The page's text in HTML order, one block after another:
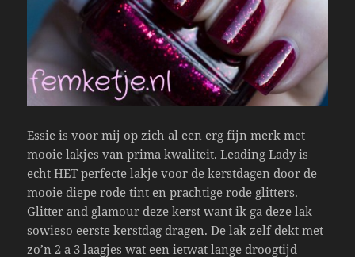
Essie is voor mij op zich al een erg fijn merk met
mooie lakjes van prima kwaliteit. Leading Lady is
echt HET perfecte lakje voor de kerstdagen door de
mooie diepe rode tint en prachtige rode glitters.
Glitter and glamour deze kerst want ik ga deze lak
sowieso eerste kerstdag dragen. De lak zelf dekt met
zo’n 2 a 3 laagjes wat een ietwat lange droogtijd